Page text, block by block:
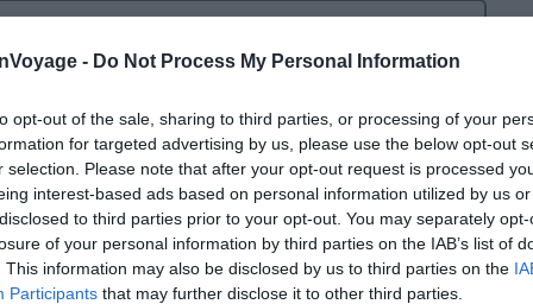
- Do Not Process My Personal Information
opt-out of the sale, sharing to third parties, or processing of your
for targeted advertising by us, please use the below opt-out
selection. Please note that after your opt-out request is processed
interest-based ads based on personal information utilized by us
to third parties prior to your opt-out. You may separately
of your personal information by third parties on the IAB’s list of
This information may also be disclosed by us to third parties on the
Participants that may further disclose it to other third parties.
dispose d’un petit port à côté duquel se
du Domaine de Graveyron. Possession du